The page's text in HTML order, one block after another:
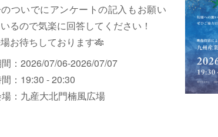
ついでにアンケートの記入もお願い
るので気楽に回答してください！
お待ちしております🎋
：2026/07/06-2026/07/07
：19:30 - 20:30
：九産大北門楠風広場